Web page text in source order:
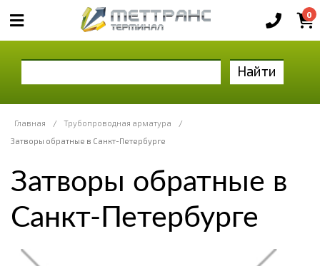
0
Найти
Главная / Трубопроводная арматура
/
Затворы обратные в Санкт-Петербурге
Затворы обратные в
Санкт-Петербурге